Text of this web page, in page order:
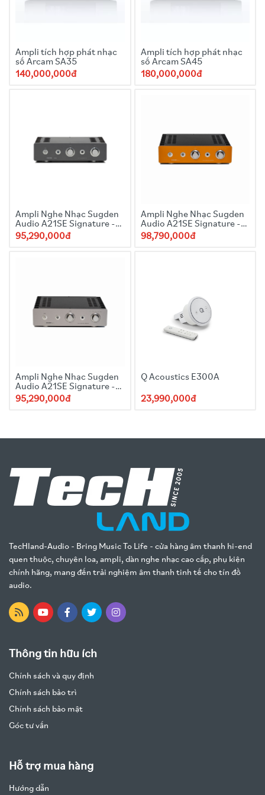
Ampli tích hợp phát nhạc
số Arcam SA35
140,000,000đ
Ampli tích hợp phát nhạc
số Arcam SA45
180,000,000đ
Ampli Nghe Nhạc Sugden
Audio A21SE Signature -
Gray
95,290,000đ
Ampli Nghe Nhạc Sugden
Audio A21SE Signature -
Orange
98,790,000đ
Ampli Nghe Nhạc Sugden
Audio A21SE Signature -
Titan
95,290,000đ
Q Acoustics E300A
23,990,000đ
TecHland-Audio - Bring Music To Life - cửa hàng âm thanh hi-end
quen thuộc, chuyên loa, ampli, dàn nghe nhạc cao cấp, phụ kiện
chính hãng, mang đến trải nghiệm âm thanh tinh tế cho tín đồ
audio.
Thông tin hữu ích
Chính sách và quy định
Chính sách bảo trì
Chính sách bảo mật
Góc tư vấn
Hỗ trợ mua hàng
Hướng dẫn